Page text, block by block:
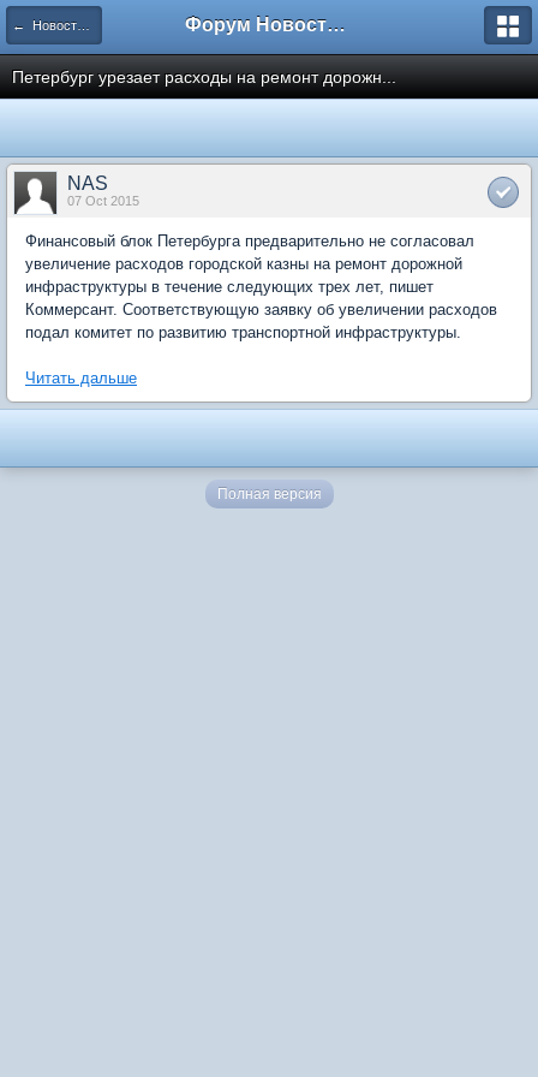
← Новости рынка недвижимости Форум Новостройки
Петербург урезает расходы на ремонт дорожн...
NAS
07 Oct 2015
Финансовый блок Петербурга предварительно не согласовал
увеличение расходов городской казны на ремонт дорожной
инфраструктуры в течение следующих трех лет, пишет
Коммерсант. Соответствующую заявку об увеличении расходов
подал комитет по развитию транспортной инфраструктуры.
Читать дальше
Полная версия